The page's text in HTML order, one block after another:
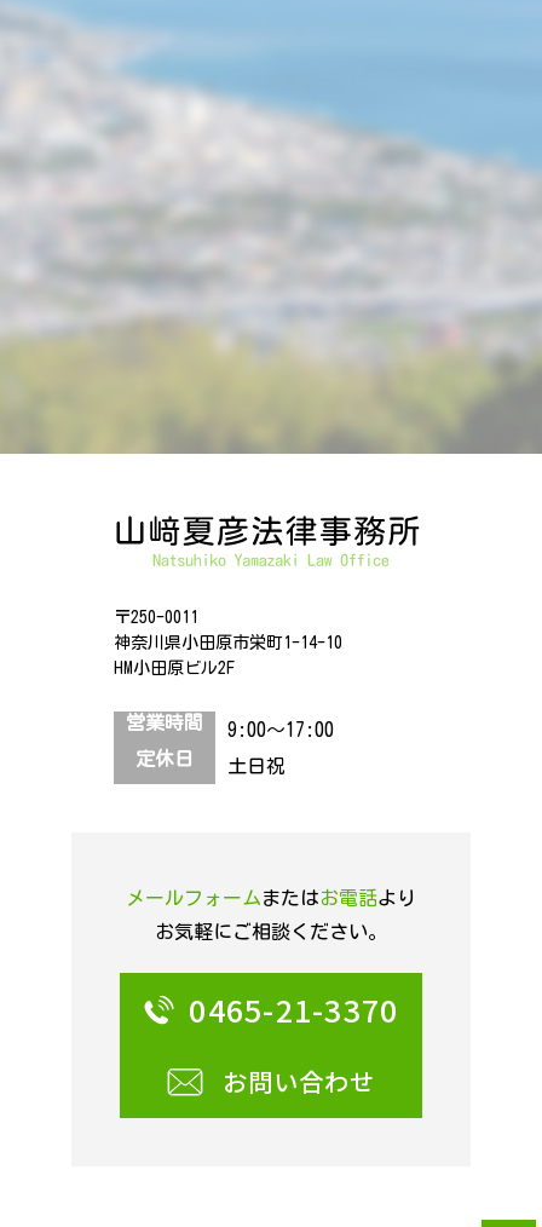
〒250-0011
神奈川県小田原市栄町1-14-10
HM小田原ビル2F
営業時間
9:00～17:00
定休日
土日祝
メールフォームまたはお電話より
お気軽にご相談ください。
0465-21-3370
お問い合わせ